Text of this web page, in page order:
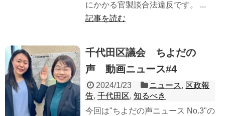
にかかる官製談合法違反です。 ...
記事を読む
千代田区議会 ちよだの
声 動画ニュース#4
2024/1/23 ニュース, 区政報
告, 千代田区, 知るべき
今回は"ちよだの声ニュース No.3"の